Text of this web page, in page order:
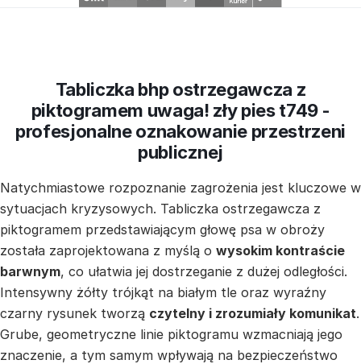
Tabliczka bhp ostrzegawcza z
piktogramem uwaga! zły pies t749 -
profesjonalne oznakowanie przestrzeni
publicznej
Natychmiastowe rozpoznanie zagrożenia jest kluczowe w
sytuacjach kryzysowych. Tabliczka ostrzegawcza z
piktogramem przedstawiającym głowę psa w obroży
została zaprojektowana z myślą o wysokim kontraście
barwnym, co ułatwia jej dostrzeganie z dużej odległości.
Intensywny żółty trójkąt na białym tle oraz wyraźny
czarny rysunek tworzą czytelny i zrozumiały komunikat.
Grube, geometryczne linie piktogramu wzmacniają jego
znaczenie, a tym samym wpływają na bezpieczeństwo